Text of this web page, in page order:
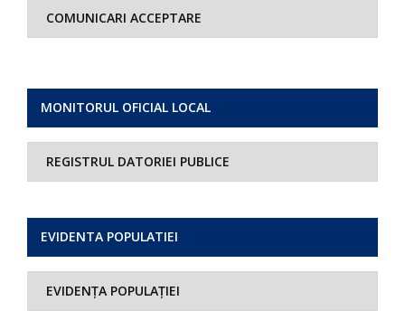
MONITORUL OFICIAL LOCAL
REGISTRUL DATORIEI PUBLICE
EVIDENTA POPULATIEI
EVIDENȚA POPULAȚIEI
COMUNICARI ACCEPTARE